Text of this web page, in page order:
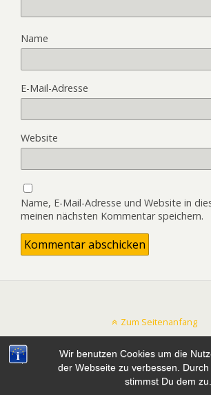
Wir benutzen Cookies um die
der Webseite zu verbessen.
stimmst Du dem zu.
Name
E-Mail-Adresse
Website
Name, E-Mail-Adresse und Website in
meinen nächsten Kommentar speichern.
Zum Seitenanfang
Mobil